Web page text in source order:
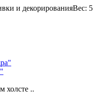
и декорированияВес: 5
холсте ..